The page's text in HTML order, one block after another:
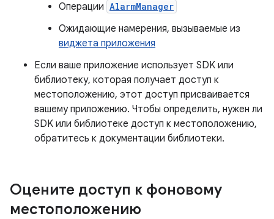
Операции AlarmManager
Ожидающие намерения, вызываемые из
виджета приложения
Если ваше приложение использует SDK или
библиотеку, которая получает доступ к
местоположению, этот доступ присваивается
вашему приложению. Чтобы определить, нужен ли
SDK или библиотеке доступ к местоположению,
обратитесь к документации библиотеки.
Оцените доступ к фоновому
местоположению